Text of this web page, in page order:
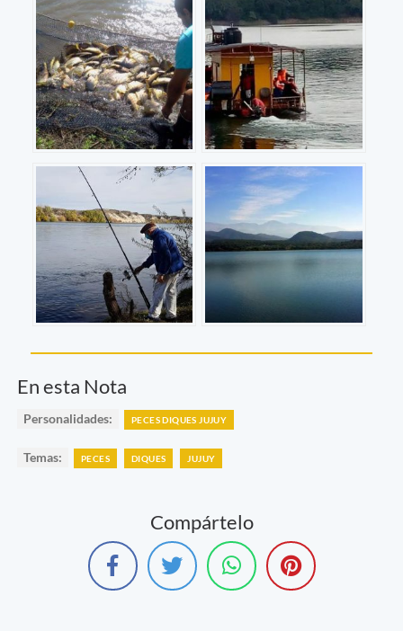
En esta Nota
Personalidades: PECES DIQUES JUJUY
Temas: PECES DIQUES JUJUY
Compártelo